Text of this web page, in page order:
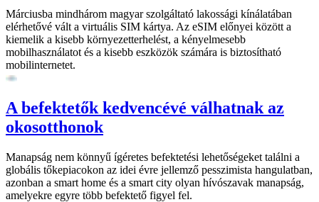
Márciusba mindhárom magyar szolgáltató lakossági kínálatában
elérhetővé vált a virtuális SIM kártya. Az eSIM előnyei között a
kiemelik a kisebb környezetterhelést, a kényelmesebb
mobilhasználatot és a kisebb eszközök számára is biztosítható
mobilinternetet.
A befektetők kedvencévé válhatnak az
okosotthonok
Manapság nem könnyű ígéretes befektetési lehetőségeket találni a
globális tőkepiacokon az idei évre jellemző pesszimista hangulatban,
azonban a smart home és a smart city olyan hívószavak manapság,
amelyekre egyre több befektető figyel fel.